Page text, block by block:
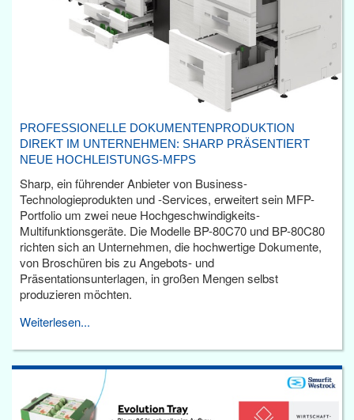
PROFESSIONELLE DOKUMENTENPRODUKTION
DIREKT IM UNTERNEHMEN: SHARP PRÄSENTIERT
NEUE HOCHLEISTUNGS-MFPS
Sharp, ein führender Anbieter von Business-
Technologieprodukten und -Services, erweitert sein MFP-
Portfolio um zwei neue Hochgeschwindigkeits-
Multifunktionsgeräte. Die Modelle BP-80C70 und BP-80C80
richten sich an Unternehmen, die hochwertige Dokumente,
von Broschüren bis zu Angebots- und
Präsentationsunterlagen, in großen Mengen selbst
produzieren möchten.
Weiterlesen...